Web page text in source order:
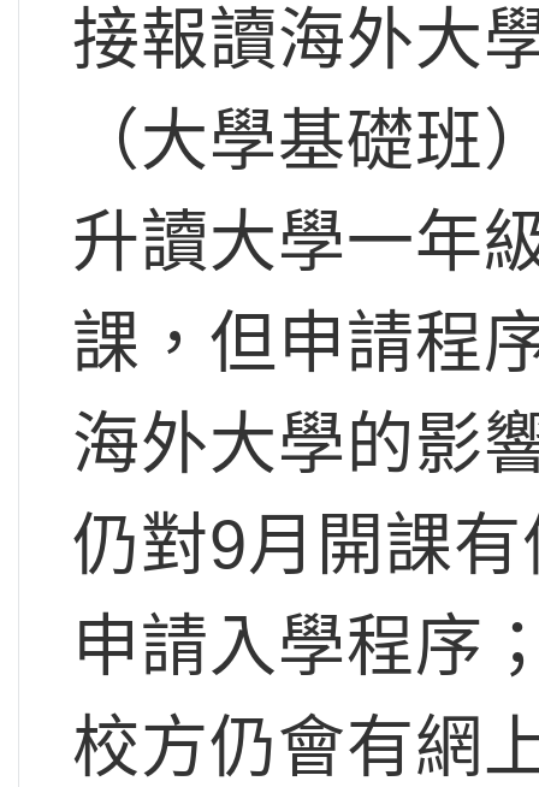
接報讀海外大
（大學基礎班
升讀大學一年
課，但申請程
海外大學的影
仍對9月開課
申請入學程序
校方仍會有網